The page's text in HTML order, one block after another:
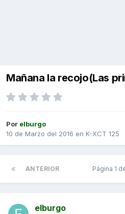
Mañana la recojo(Las
Por elburgo
10 de Marzo del 2016 en K-XCT 125
ANTERIOR Página 1
elburgo